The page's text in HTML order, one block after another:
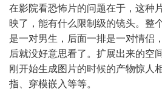
在影院看恐怖片的问题在于，这种
映了，能有什么限制级的镜头。整
是一对男生，后面一排是一对情侣
后就没好意思看了。扩展出来的空
刚开始生成图片的时候的产物惊人
指、穿模嵌入等等。